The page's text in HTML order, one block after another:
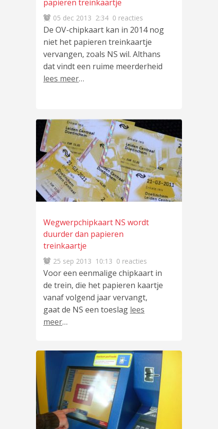
papieren treinkaartje
05 dec 2013 2:34 0 reacties
De OV-chipkaart kan in 2014 nog
niet het papieren treinkaartje
vervangen, zoals NS wil. Althans
dat vindt een ruime meerderheid
lees meer…
Wegwerpchipkaart NS wordt
duurder dan papieren
treinkaartje
25 sep 2013 10:13 0 reacties
Voor een eenmalige chipkaart in
de trein, die het papieren kaartje
vanaf volgend jaar vervangt,
gaat de NS een toeslag lees
meer…